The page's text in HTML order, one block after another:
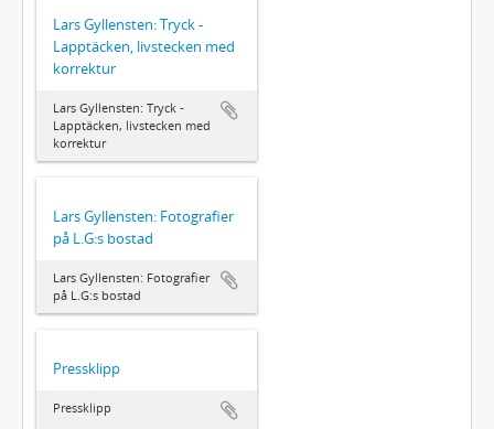
Lars Gyllensten: Tryck -
Lapptäcken, livstecken med
korrektur
Lars Gyllensten: Tryck -
Lapptäcken, livstecken med
korrektur
Lars Gyllensten: Fotografier
på L.G:s bostad
Lars Gyllensten: Fotografier
på L.G:s bostad
Pressklipp
Pressklipp